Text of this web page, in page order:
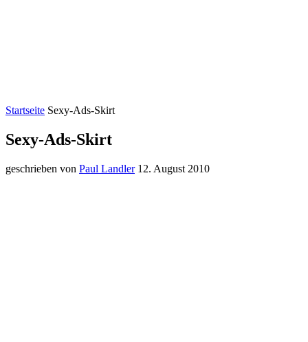
Startseite Sexy-Ads-Skirt
Sexy-Ads-Skirt
geschrieben von Paul Landler 12. August 2010